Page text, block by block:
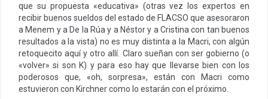
que su propuesta «educativa» (otras vez los expertos en
recibir buenos sueldos del estado de FLACSO que asesoraron
a Menem y a De la Rúa y a Néstor y a Cristina con tan buenos
resultados a la vista) no es muy distinta a la Macri, con algún
retoquecito aquí y otro allí. Claro sueñan con ser gobierno (o
«volver» si son K) y para eso hay que llevarse bien con los
poderosos que, «oh, sorpresa», están con Macri como
estuvieron con Kirchner como lo estarán con el próximo.